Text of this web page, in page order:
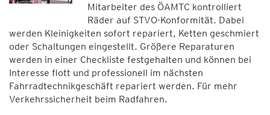
Mitarbeiter des ÖAMTC kontrolliert
Räder auf STVO-Konformität. Dabei
werden Kleinigkeiten sofort repariert, Ketten geschmiert
oder Schaltungen eingestellt. Größere Reparaturen
werden in einer Checkliste festgehalten und können bei
Interesse flott und professionell im nächsten
Fahrradtechnikgeschäft repariert werden. Für mehr
Verkehrssicherheit beim Radfahren.